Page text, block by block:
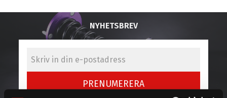
NYHETSBREV
PRENUMERERA